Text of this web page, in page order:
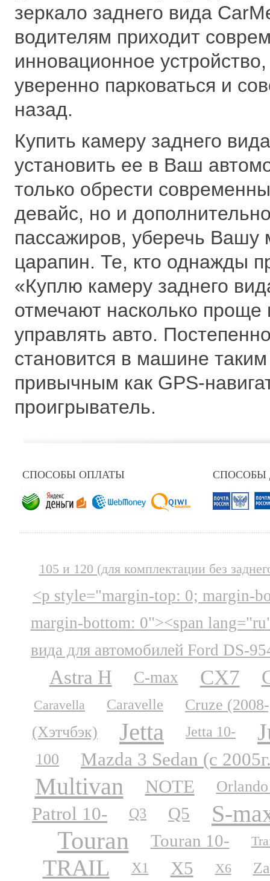
зеркало заднего вида
водителям приходит
инновационное
уверенно парковаться и
назад.
Купить камеру заднего
установить ее в Ваш
только обрести
девайс, но и
пассажиров, уберечь Вашу
царапин. Те, кто однажды
«Куплю камеру заднего
отмечают насколько проще
управлять авто.
становится в машине
привычным как GPS-
проигрыватель.
СПОСОБЫ ОПЛАТЫ СПОСОБЫ
105 и 120 (для комплектации без
<p style="margin-top: 0; margin-
margin-bottom: 0"><span
вида для автомобилей Ford DS-
Astra H C-max CX7
Caravella Caravelle
Cruze
(Хэтчбэк)
Jetta Jetta 10-
100 Mazda 3 Sedan (с
Multivan NOTE
Patrol 10- Q3 Q5 S-
Touran Touran 10-
TRAIL X1 X5 X6